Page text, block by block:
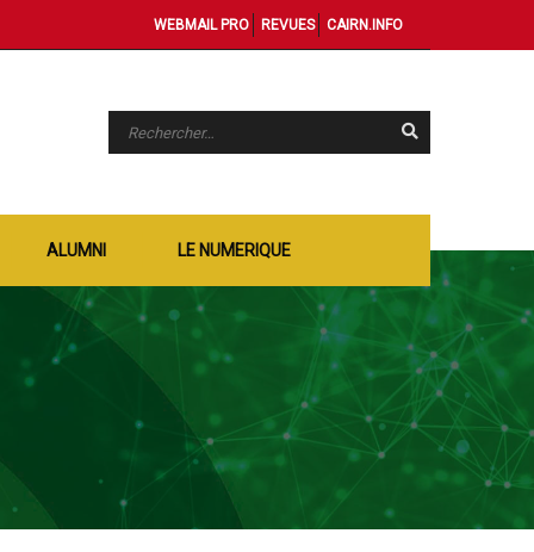
WEBMAIL PRO REVUES CAIRN.INFO
ALUMNI LE NUMERIQUE